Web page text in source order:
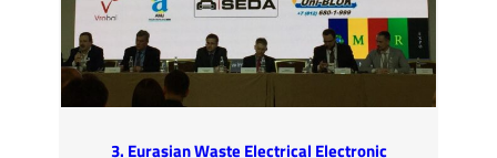
3. Eurasian Waste Electrical Electronic